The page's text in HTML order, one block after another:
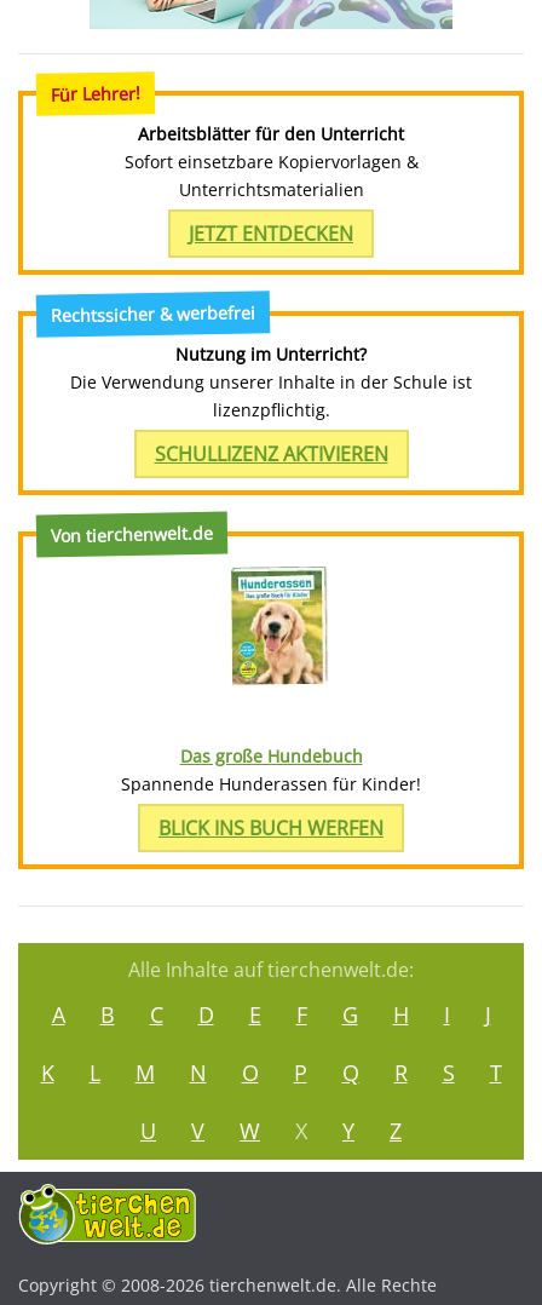
Für Lehrer!
Arbeitsblätter für den Unterricht
Sofort einsetzbare Kopiervorlagen &
Unterrichtsmaterialien
JETZT ENTDECKEN
Rechtssicher & werbefrei
Nutzung im Unterricht?
Die Verwendung unserer Inhalte in der Schule ist
lizenzpflichtig.
SCHULLIZENZ AKTIVIEREN
Von tierchenwelt.de
Das große Hundebuch
Spannende Hunderassen für Kinder!
BLICK INS BUCH WERFEN
Alle Inhalte auf tierchenwelt.de:
A B C D E F G H I
J
K
L M N O P Q R S
T
U
V W X Y Z
Copyright © 2008-2026 tierchenwelt.de. Alle Rechte